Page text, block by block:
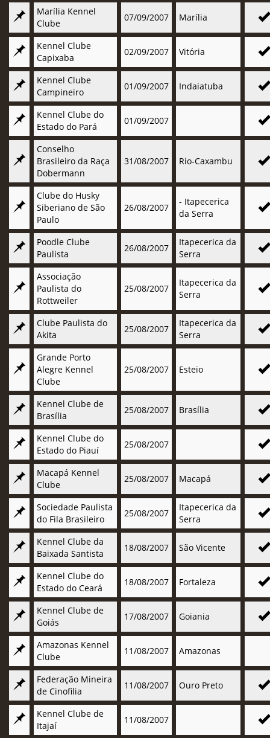
Marília Kennel
Clube
07/09/2007 Marília
Kennel Clube
Capixaba
02/09/2007 Vitória
Kennel Clube
Campineiro
01/09/2007 Indaiatuba
Kennel Clube do
Estado do Pará
01/09/2007
Conselho
Brasileiro da Raça
Dobermann
31/08/2007 Rio-Caxambu
Clube do Husky
Siberiano de São
Paulo
26/08/2007
- Itapecerica
da Serra
Poodle Clube
Paulista
26/08/2007
Itapecerica da
Serra
Associação
Paulista do
Rottweiler
25/08/2007
Itapecerica da
Serra
Clube Paulista do
Akita
25/08/2007
Itapecerica da
Serra
Grande Porto
Alegre Kennel
Clube
25/08/2007 Esteio
Kennel Clube de
Brasília
25/08/2007 Brasília
Kennel Clube do
Estado do Piauí
25/08/2007
Macapá Kennel
Clube
25/08/2007 Macapá
Sociedade Paulista
do Fila Brasileiro
25/08/2007
Itapecerica da
Serra
Kennel Clube da
Baixada Santista
18/08/2007 São Vicente
Kennel Clube do
Estado do Ceará
18/08/2007 Fortaleza
Kennel Clube de
Goiás
17/08/2007 Goiania
Amazonas Kennel
Clube
11/08/2007 Amazonas
Federação Mineira
de Cinofilia
11/08/2007 Ouro Preto
Kennel Clube de
Itajaí
11/08/2007